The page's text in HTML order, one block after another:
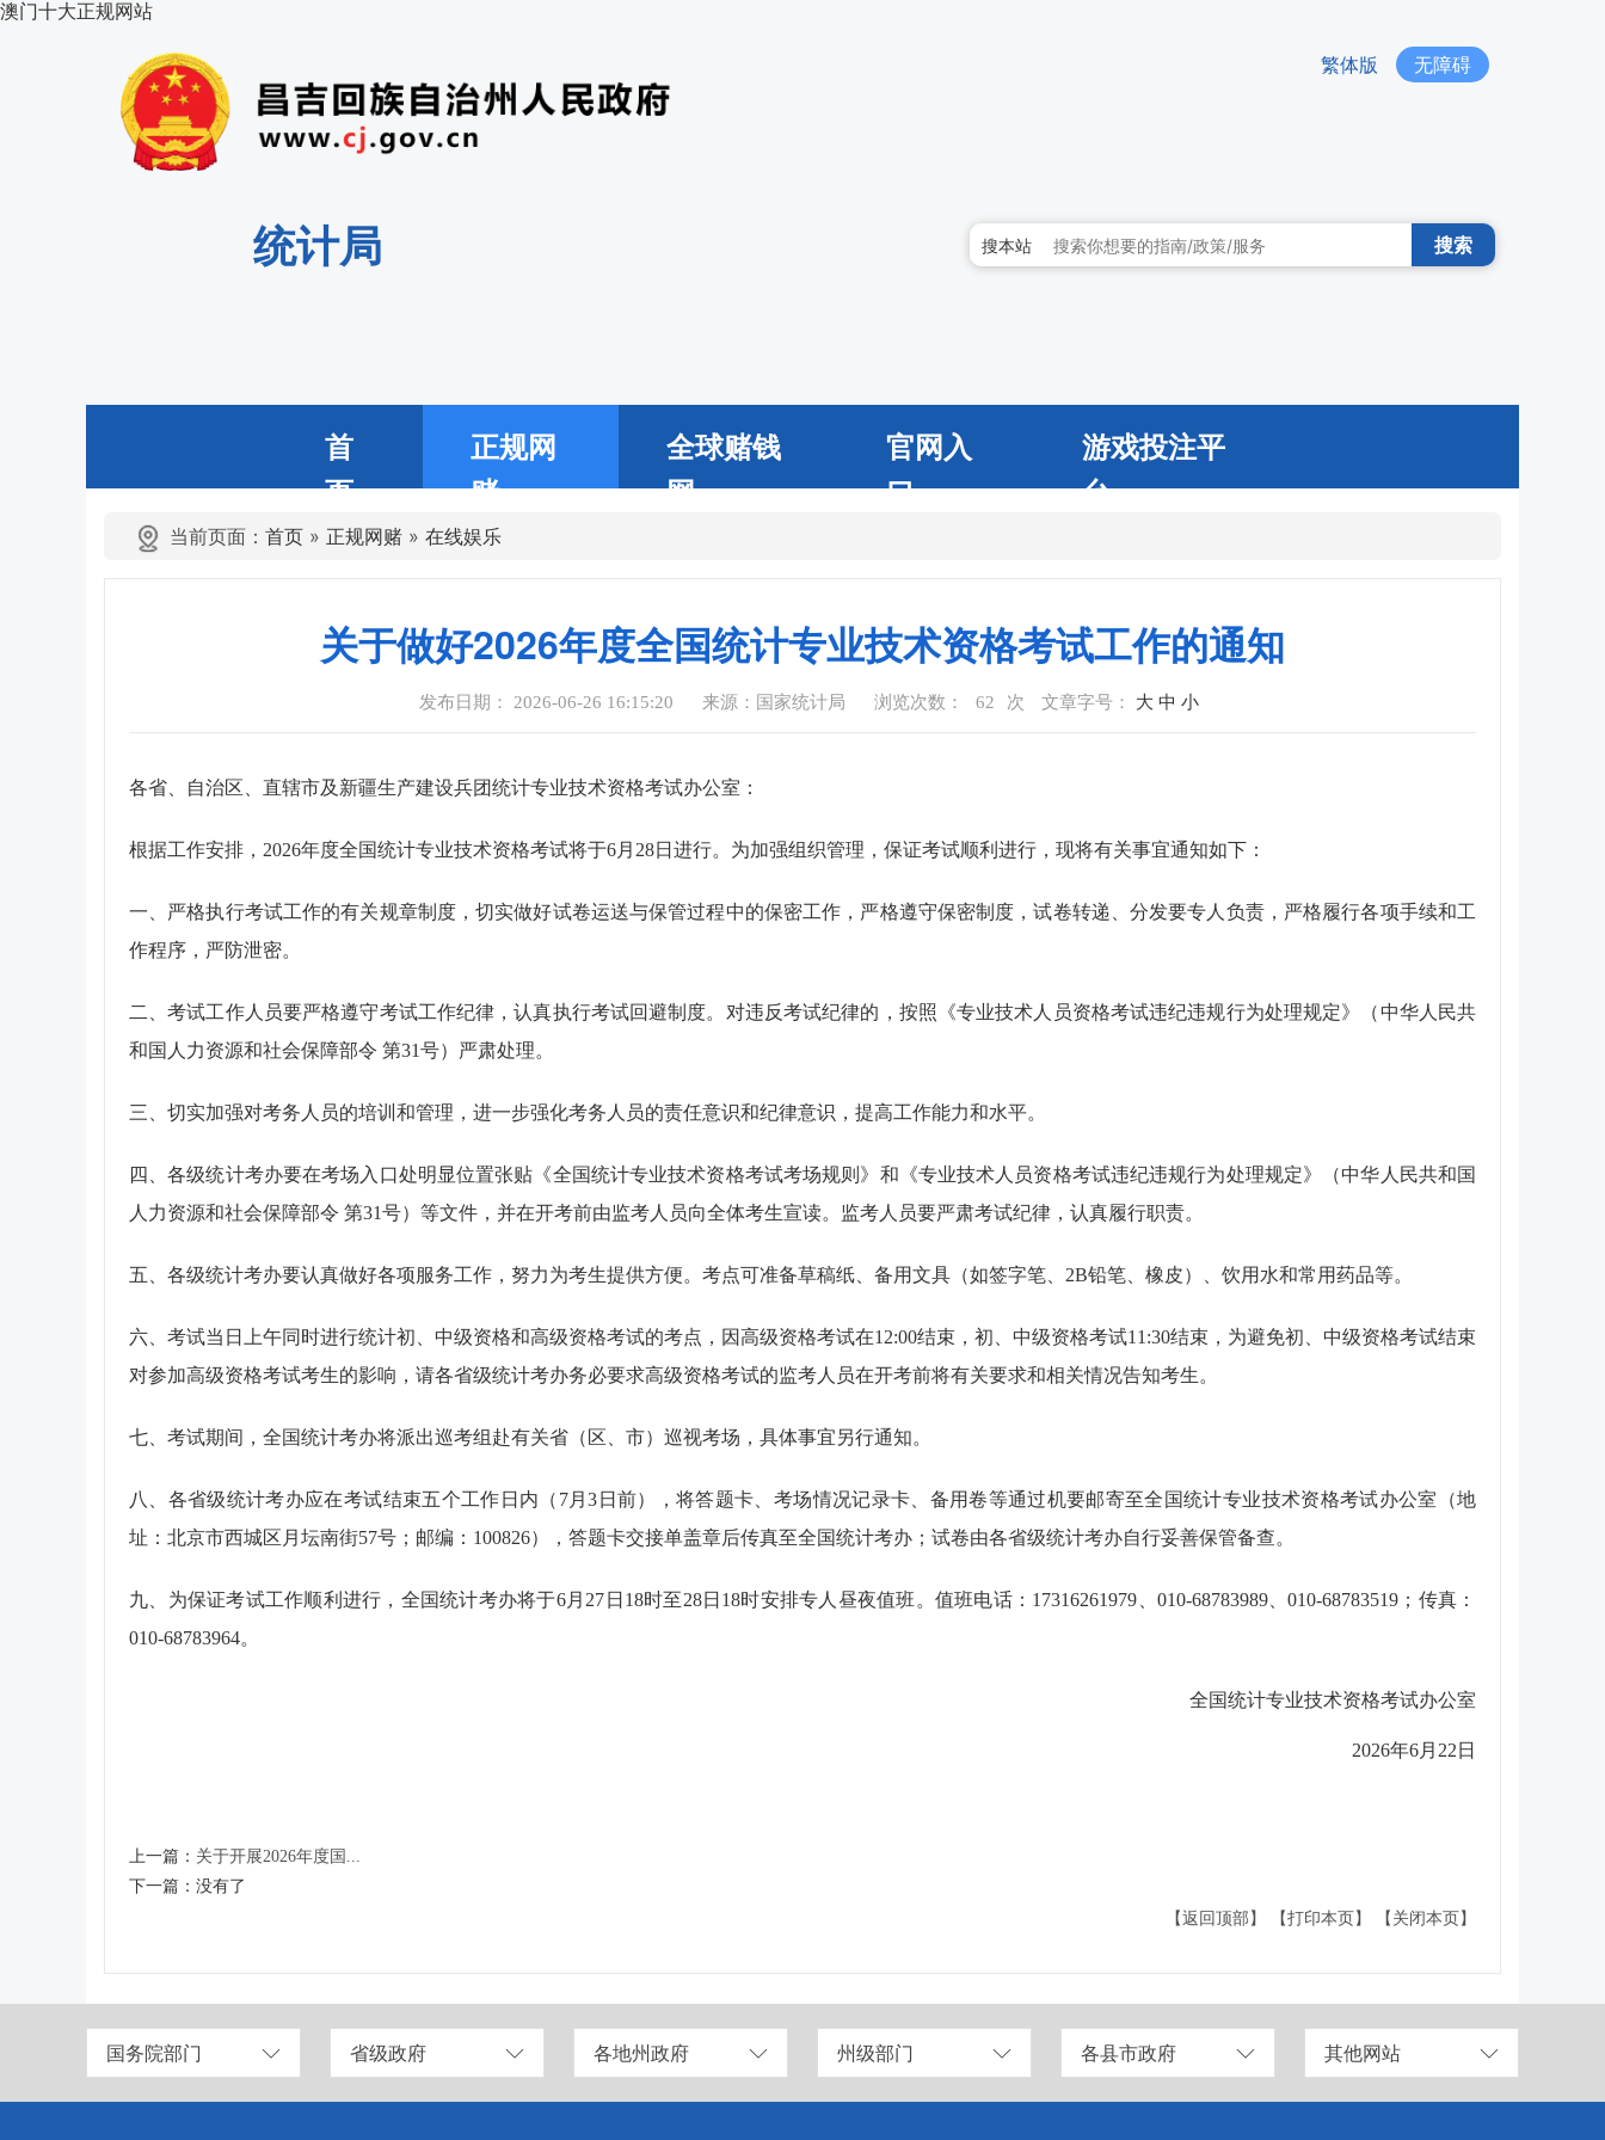
澳门十大正规网站
繁体版 无障碍
统计局 搜本站 搜索
首
页
正规网
赌
全球赌钱
网
官网入
口
游戏投注平
台
当前页面： 首页 » 正规网赌 » 在线娱乐
关于做好2026年度全国统计专业技术资格考试工作的通知
发布日期： 2026-06-26 16:15:20 来源：国家统计局 浏览次数： 62 次 文章字号： 大 中 小
各省、自治区、直辖市及新疆生产建设兵团统计专业技术资格考试办公室：
根据工作安排， 2026年度全国统计专业技术资格考试将于6月 28日进行。为加强组织管理，保证考试顺利进行，现将有关事宜通知如下：
一、严格执行考试工作的有关规章制度，切实做好试卷运送与保管过程中的保密工作，严格遵守保密制度，试卷转递、分发要专人负责，严格履行各项手续和工
作程序，严防泄密。
二、考试工作人员要严格遵守考试工作纪律，认真执行考试回避制度。对违反考试纪律的，按照《专业技术人员资格考试违纪违规行为处理规定》（中华人民共
和国人力资源和社会保障部令 第31号）严肃处理。
三、切实加强对考务人员的培训和管理，进一步强化考务人员的责任意识和纪律意识，提高工作能力和水平。
四、各级统计考办要在考场入口处明显位置张贴《全国统计专业技术资格考试考场规则》和《专业技术人员资格考试违纪违规行为处理规定》（中华人民共和国
人力资源和社会保障部令 第31号）等文件，并在开考前由监考人员向全体考生宣读。监考人员要严肃考试纪律，认真履行职责。
五、各级统计考办要认真做好各项服务工作，努力为考生提供方便。考点可准备草稿纸、备用文具（如签字笔、 2B铅笔、橡皮）、饮用水和常用药品等。
六、考试当日上午同时进行统计初、中级资格和高级资格考试的考点，因高级资格考试在12:00结束，初、中级资格考试11 :30结束，为避免初、中级资格考试结束
对参加高级资格考试考生的影响，请各省级统计考办务必要求高级资格考试的监考人员在开考前将有关要求和相关情况告知考生。
七、考试期间，全国统计考办将派出巡考组赴有关省（区、市）巡视考场，具体事宜另行通知。
八、各省级统计考办应在考试结束五个工作日内（ 7月3 日前），将答题卡、考场情况记录卡、备用卷等通过机要邮寄至全国统计专业技术资格考试办公室（地
址：北京市西城区月坛南街57号；邮编： 100826），答题卡交接单盖章后传真至全国统计考办；试卷由各省级统计考办自行妥善保管备查。
九、为保证考试工作顺利进行，全国统计考办将于6月 27 日 18时至28日 18时安排专人昼夜值班。值班电话： 17316261979 010-68783989、010-68783519 ；传真：
010-68783964。
全国统计专业技术资格考试办公室
2026年6月 22 日
上一篇： 关于开展2026年度国...
下一篇： 没有了
【返回顶部】
【打印本页】 【关闭本页】
国务院部门 省级政府 各地州政府 州级部门 各县市政府 其他网站